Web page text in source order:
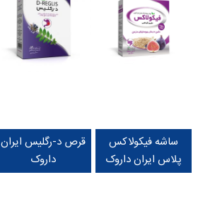
ساشه فیکولاکس
پلاس ایران داروک
قرص د-رگلیس ایران
داروک